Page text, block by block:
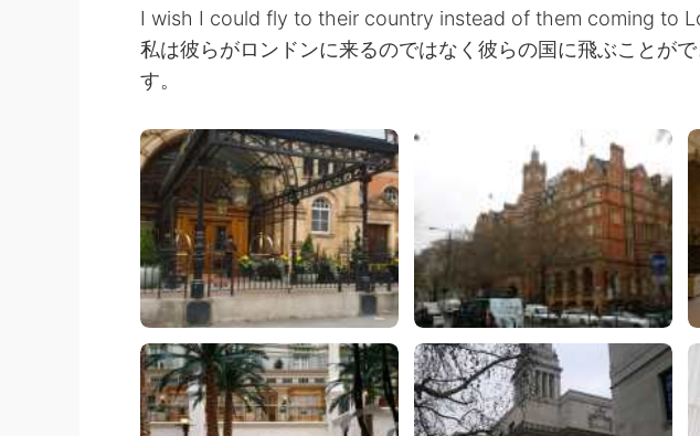
I wish I could fly to their country instead of them coming to
私は彼らがロンドンに来るのではなく彼らの国に飛ぶことが
す。